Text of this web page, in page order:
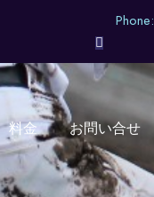
料金 お問い合せ